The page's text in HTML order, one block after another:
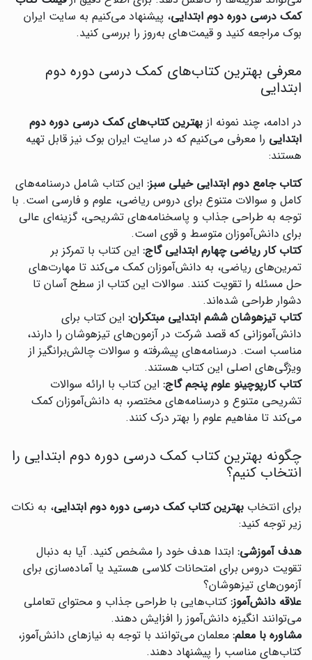
کمک درسی دوره دوم ابتدایی، پیشنهاد می‌کنیم به سایت ایران
بوک مراجعه کنید و قیمت‌های به‌روز را بررسی کنید.
معرفی بهترین کتاب‌های کمک درسی دوره دوم
ابتدایی
در ادامه، چند نمونه از بهترین کتاب‌های کمک درسی دوره دوم
ابتدایی را معرفی می‌کنیم که در سایت ایران بوک نیز قابل تهیه
هستند:
کتاب جامع دوم ابتدایی خیلی سبز: این کتاب شامل درسنامه‌های
کامل و سوالات متنوع برای دروس ریاضی، علوم و فارسی است. با
توجه به طراحی جذاب و پاسخنامه‌های تشریحی، گزینه‌ای عالی
برای دانش‌آموزان متوسط و قوی است.
کتاب کار ریاضی چهارم ابتدایی گاج: این کتاب با تمرکز بر
تمرین‌های ریاضی، به دانش‌آموزان کمک می‌کند تا مهارت‌های
حل مسئله را تقویت کنند. سوالات این کتاب از سطح آسان تا
دشوار طراحی شده‌اند.
کتاب تیزهوشان ششم ابتدایی مبتکران: این کتاب برای
دانش‌آموزانی که قصد شرکت در آزمون‌های تیزهوشان را دارند،
مناسب است. درسنامه‌های پیشرفته و سوالات چالش‌برانگیز از
ویژگی‌های اصلی این کتاب هستند.
کتاب کارپوچینو علوم پنجم گاج: این کتاب با ارائه سوالات
تشریحی متنوع و درسنامه‌های مختصر، به دانش‌آموزان کمک
می‌کند تا مفاهیم علوم را بهتر درک کنند.
چگونه بهترین کتاب کمک درسی دوره دوم ابتدایی را
انتخاب کنیم؟
برای انتخاب بهترین کتاب کمک درسی دوره دوم ابتدایی، به نکات
زیر توجه کنید:
هدف آموزشی: ابتدا هدف خود را مشخص کنید. آیا به دنبال
تقویت دروس برای امتحانات کلاسی هستید یا آماده‌سازی برای
آزمون‌های تیزهوشان؟
علاقه دانش‌آموز: کتاب‌هایی با طراحی جذاب و محتوای تعاملی
می‌توانند انگیزه دانش‌آموز را افزایش دهند.
مشاوره با معلم: معلمان می‌توانند با توجه به نیازهای دانش‌آموز،
کتاب‌های مناسب را پیشنهاد دهند.